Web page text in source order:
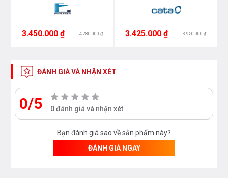
3.450.000 ₫ 4.280.000 ₫ 3.425.000 ₫ 3.950.000 ₫
ĐÁNH GIÁ VÀ NHẬN XÉT
0/5 0 đánh giá và nhận xét
Bạn đánh giá sao về sản phẩm này?
ĐÁNH GIÁ NGAY